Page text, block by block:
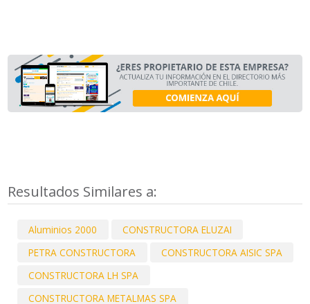
Resultados Similares a:
Aluminios 2000
CONSTRUCTORA ELUZAI
PETRA CONSTRUCTORA
CONSTRUCTORA AISIC SPA
CONSTRUCTORA LH SPA
CONSTRUCTORA METALMAS SPA